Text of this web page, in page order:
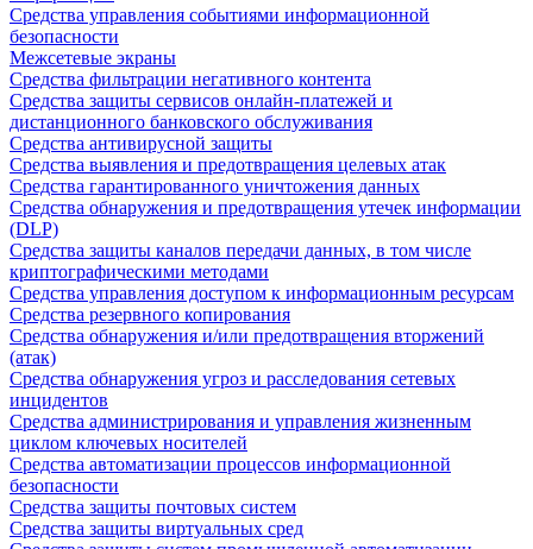
Средства управления событиями информационной
безопасности
Межсетевые экраны
Средства фильтрации негативного контента
Средства защиты сервисов онлайн-платежей и
дистанционного банковского обслуживания
Средства антивирусной защиты
Средства выявления и предотвращения целевых атак
Средства гарантированного уничтожения данных
Средства обнаружения и предотвращения утечек информации
(DLP)
Средства защиты каналов передачи данных, в том числе
криптографическими методами
Средства управления доступом к информационным ресурсам
Средства резервного копирования
Средства обнаружения и/или предотвращения вторжений
(атак)
Средства обнаружения угроз и расследования сетевых
инцидентов
Средства администрирования и управления жизненным
циклом ключевых носителей
Средства автоматизации процессов информационной
безопасности
Средства защиты почтовых систем
Средства защиты виртуальных сред